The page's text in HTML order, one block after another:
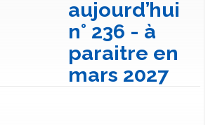
aujourd’hui
n° 236 - à
paraitre en
mars 2027